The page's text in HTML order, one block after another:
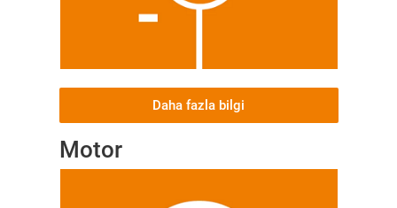
Daha fazla bilgi
Motor